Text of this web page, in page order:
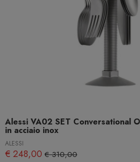
Alessi VA02 SET Conversational
in acciaio inox
ALESSI
€ 248,00 € 310,00